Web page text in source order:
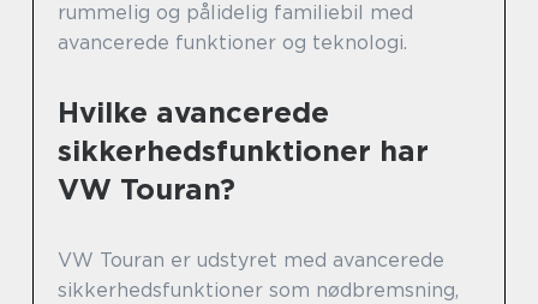
rummelig og pålidelig familiebil med
avancerede funktioner og teknologi.
Hvilke avancerede
sikkerhedsfunktioner har
VW Touran?
VW Touran er udstyret med avancerede
sikkerhedsfunktioner som nødbremsning,